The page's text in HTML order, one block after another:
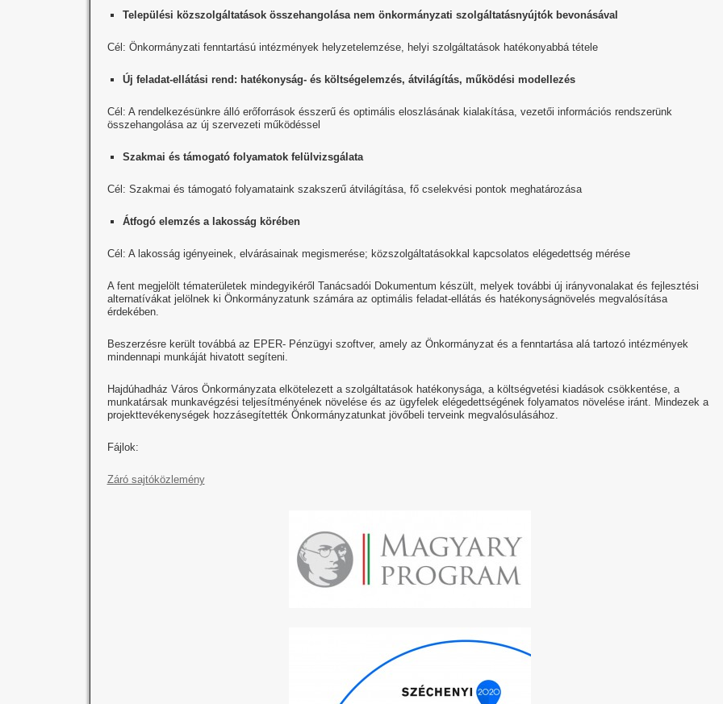
Települési közszolgáltatások összehangolása nem önkormányzati szolgáltatásnyújtók bevonásával
Cél: Önkormányzati fenntartású intézmények helyzetelemzése, helyi szolgáltatások hatékonyabbá tétele
Új feladat-ellátási rend: hatékonyság- és költségelemzés, átvilágítás, működési modellezés
Cél: A rendelkezésünkre álló erőforrások ésszerű és optimális eloszlásának kialakítása, vezetői információs rendszerünk
összehangolása az új szervezeti működéssel
Szakmai és támogató folyamatok felülvizsgálata
Cél: Szakmai és támogató folyamataink szakszerű átvilágítása, fő cselekvési pontok meghatározása
Átfogó elemzés a lakosság körében
Cél: A lakosság igényeinek, elvárásainak megismerése; közszolgáltatásokkal kapcsolatos elégedettség mérése
A fent megjelölt tématerületek mindegyikéről Tanácsadói Dokumentum készült, melyek további új irányvonalakat és fejlesztési
alternatívákat jelölnek ki Önkormányzatunk számára az optimális feladat-ellátás és hatékonyságnövelés megvalósítása
érdekében.
Beszerzésre került továbbá az EPER- Pénzügyi szoftver, amely az Önkormányzat és a fenntartása alá tartozó intézmények
mindennapi munkáját hivatott segíteni.
Hajdúhadház Város Önkormányzata elkötelezett a szolgáltatások hatékonysága, a költségvetési kiadások csökkentése, a
munkatársak munkavégzési teljesítményének növelése és az ügyfelek elégedettségének folyamatos növelése iránt. Mindezek a
projekttevékenységek hozzásegítették Önkormányzatunkat jövőbeli terveink megvalósulásához.
Fájlok:
Záró sajtóközlemény